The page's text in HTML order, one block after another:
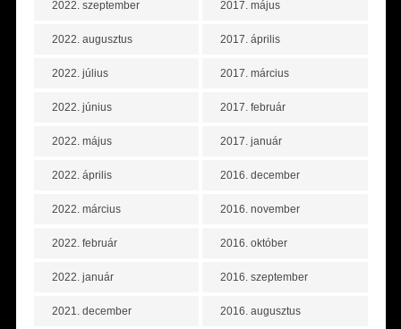
2022. szeptember
2022. augusztus
2022. július
2022. június
2022. május
2022. április
2022. március
2022. február
2022. január
2021. december
2017. május
2017. április
2017. március
2017. február
2017. január
2016. december
2016. november
2016. október
2016. szeptember
2016. augusztus